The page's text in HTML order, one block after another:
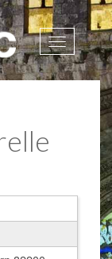
Afficher
la